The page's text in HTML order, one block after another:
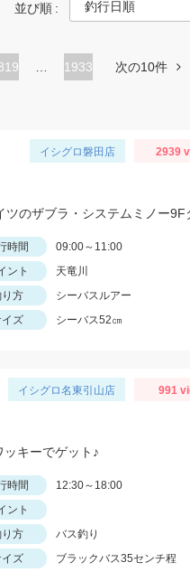
並び順
1933 次の10件
イシグロ磐田店 2939
時間
09:00～11:00
ント
天竜川
方
シーバスルアー
ズ シーバス52㎝
イシグロ名東引山店 991
キーでゲット♪
時間
12:30～18:00
ント
方
バス釣り
ズ ブラックバス35センチ程